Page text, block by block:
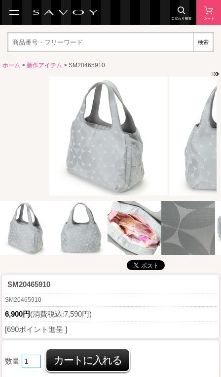
検索
ホーム > 新作アイテム > SM20465910
SM20465910
SM20465910
6,900円(消費税込:7,590円)
[690ポイント進呈 ]
数量